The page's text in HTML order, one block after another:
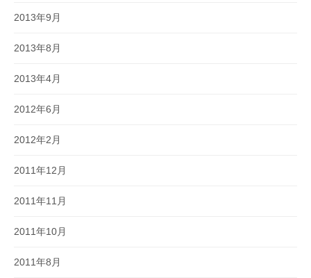
2013年9月
2013年8月
2013年4月
2012年6月
2012年2月
2011年12月
2011年11月
2011年10月
2011年8月